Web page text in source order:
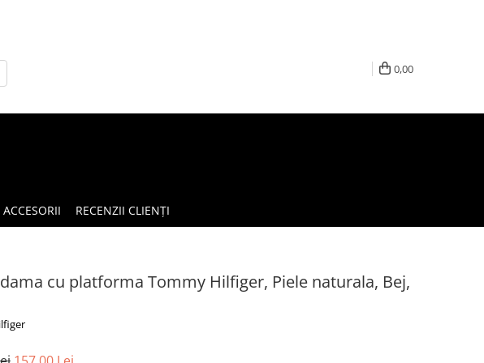
0,00
ACCESORII RECENZII CLIENȚI
cu platforma Tommy Hilfiger, Piele naturala, Bej,